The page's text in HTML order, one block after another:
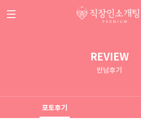
REVIEW
만남후기
포토후기